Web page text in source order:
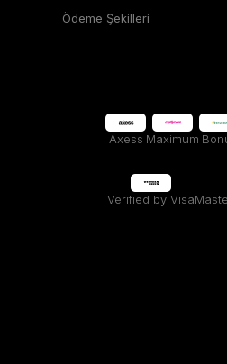
Ödeme Şekilleri
Axess Maximum
Verified by Visa